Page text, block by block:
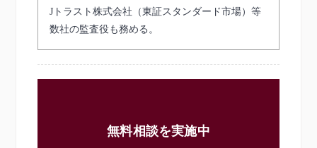
Jトラスト株式会社（東証スタンダード市場）等
数社の監査役も務める。
無料相談を実施中